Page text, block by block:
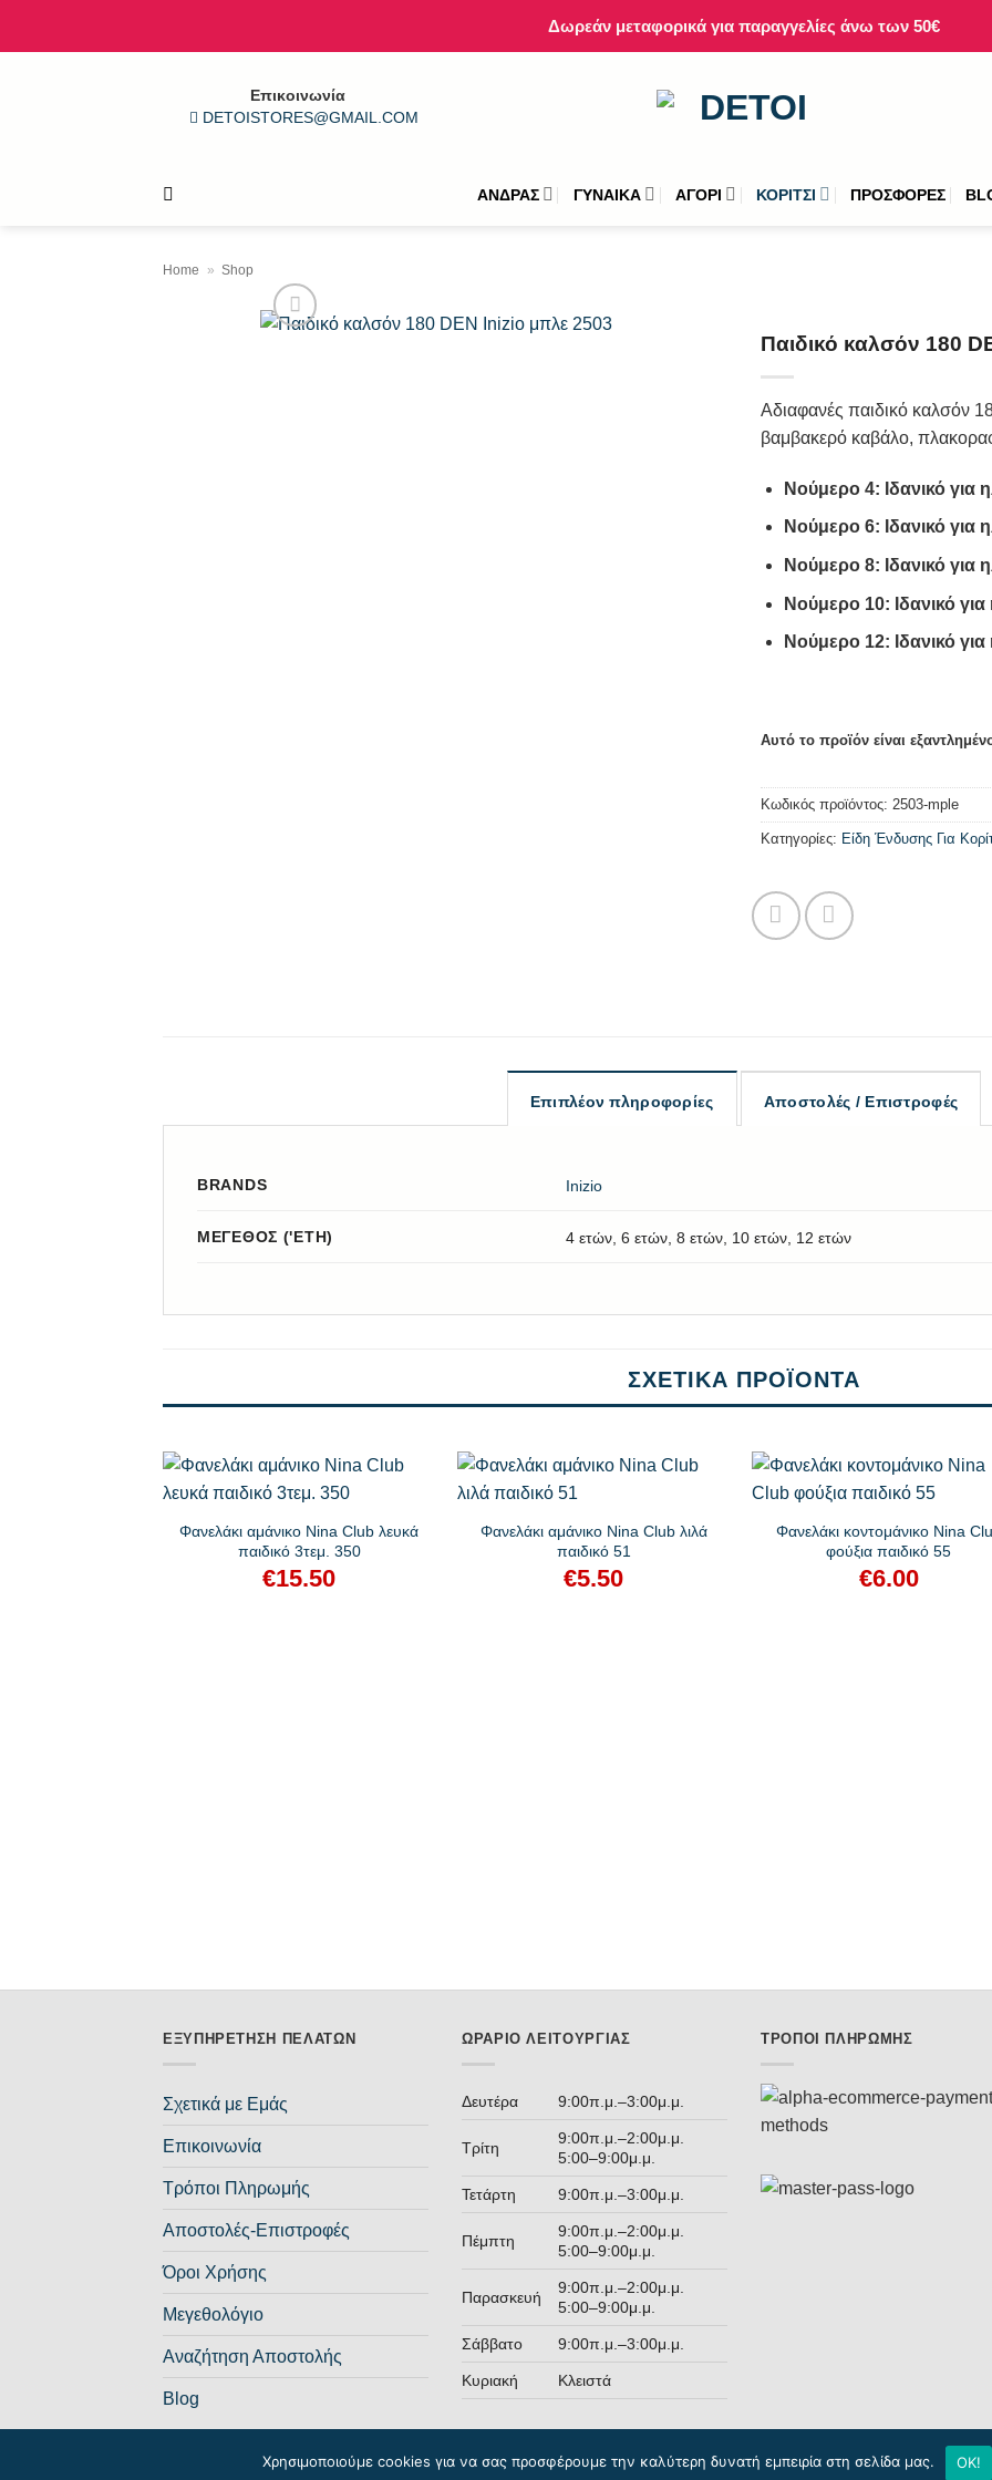
Δωρεάν μεταφορικά για παραγγελίες άνω των 50€
Επικοινωνία
DETOISTORES@GMAIL.COM
ΑΝΔΡΑΣ ΓΥΝΑΙΚΑ ΑΓΟΡΙ ΚΟΡΙΤΣΙ ΠΡΟΣΦΟΡΕΣ
Home » Shop
Παιδικό καλσόν 180
Αδιαφανές παιδικό καλσόν
βαμβακερό καβάλο,
Νούμερο 4: Ιδανικό για
Νούμερο 6: Ιδανικό για
Νούμερο 8: Ιδανικό για
Νούμερο 10: Ιδανικό
Νούμερο 12: Ιδανικό για
Αυτό το προϊόν είναι
Κωδικός προϊόντος: 2503-mple
Κατηγορίες: Είδη Ένδυσης Για
Επιπλέον πληροφορίες Αποστολές / Επιστροφές
BRANDS Inizio
ΜΈΓΕΘΟΣ ('ΕΤΗ) 4 ετών, 6 ετών, 8 ετών, 10 ετών, 12 ετών
ΣΧΕΤΙΚΆ ΠΡΟΪΌΝΤΑ
Φανελάκι αμάνικο Nina Club λευκά
παιδικό 3τεμ. 350
€15.50
+
Φανελάκι αμάνικο Nina Club λιλά
παιδικό 51
€5.50
+
Φανελάκι κοντομάνικο Nina
φούξια παιδικό 55
€6.00
ΕΞΥΠΗΡΈΤΗΣΗ ΠΕΛΑΤΏΝ
Σχετικά με Εμάς
Επικοινωνία
Τρόποι Πληρωμής
Αποστολές-Επιστροφές
Όροι Χρήσης
Μεγεθολόγιο
Αναζήτηση Αποστολής
Blog
ΩΡΆΡΙΟ ΛΕΙΤΟΥΡΓΊΑΣ
Δευτέρα 9:00π.μ.–3:00μ.μ.
Τρίτη
9:00π.μ.–2:00μ.μ.
5:00–9:00μ.μ.
Τετάρτη 9:00π.μ.–3:00μ.μ.
Πέμπτη
9:00π.μ.–2:00μ.μ.
5:00–9:00μ.μ.
Παρασκευή
9:00π.μ.–2:00μ.μ.
5:00–9:00μ.μ.
Σάββατο 9:00π.μ.–3:00μ.μ.
Κυριακή Κλειστά
ΤΡΌΠΟΙ ΠΛΗΡΩΜΉΣ
Copyright 2026 © Detoi.gr / Designed & Developed byPointer
Χρησιμοποιούμε cookies για να σας προσφέρουμε την καλύτερη δυνατή εμπειρία στη σελίδα μας. ΟΚ!